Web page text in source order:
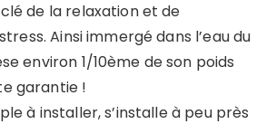
de la relaxation et de
Ainsi immergé dans l’eau du
environ 1/10ème de son poids
garantie !
à installer, s’installe à peu près